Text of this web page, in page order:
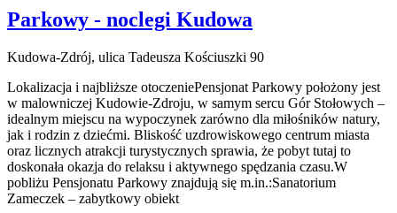
Parkowy - noclegi Kudowa
Kudowa-Zdrój, ulica Tadeusza Kościuszki 90
Lokalizacja i najbliższe otoczeniePensjonat Parkowy położony jest
w malowniczej Kudowie-Zdroju, w samym sercu Gór Stołowych –
idealnym miejscu na wypoczynek zarówno dla miłośników natury,
jak i rodzin z dziećmi. Bliskość uzdrowiskowego centrum miasta
oraz licznych atrakcji turystycznych sprawia, że pobyt tutaj to
doskonała okazja do relaksu i aktywnego spędzania czasu.W
pobliżu Pensjonatu Parkowy znajdują się m.in.:Sanatorium
Zameczek – zabytkowy obiekt